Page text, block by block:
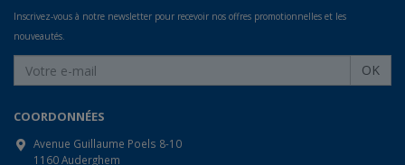
Inscrivez-vous à notre newsletter pour recevoir nos offres promotionnelles et les
nouveautés.
OK
COORDONNÉES
Avenue Guillaume Poels 8-10
1160 Auderghem